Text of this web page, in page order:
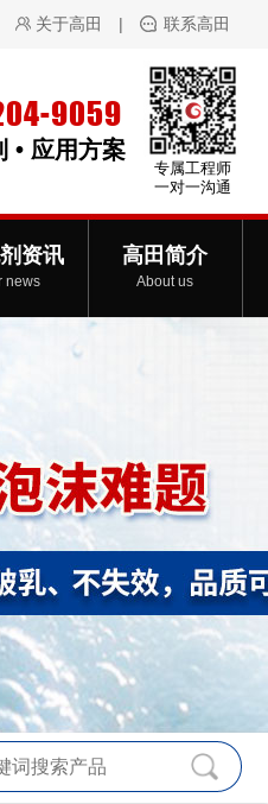
关于高田 | 联系高田
9059
• 应用方案
专属工程师
一对一沟通
资讯
news
高田简介
About us